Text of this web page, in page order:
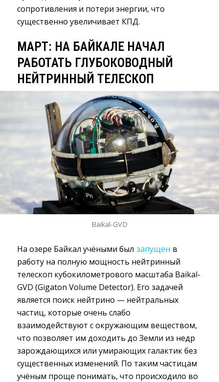
сопротивления и потери энергии, что
существенно увеличивает КПД.
МАРТ: НА БАЙКАЛЕ НАЧАЛ
РАБОТАТЬ ГЛУБОКОВОДНЫЙ
НЕЙТРИННЫЙ ТЕЛЕСКОП
Baikal-GVD
На озере Байкал учёными был запущен в
работу на полную мощность нейтринный
телескоп кубокилометрового масштаба Baikal-
GVD (Gigaton Volume Detector). Его задачей
является поиск нейтрино — нейтральных
частиц, которые очень слабо
взаимодействуют с окружающим веществом,
что позволяет им доходить до Земли из недр
зарождающихся или умирающих галактик без
существенных изменений. По таким частицам
учёным проще понимать, что происходило во